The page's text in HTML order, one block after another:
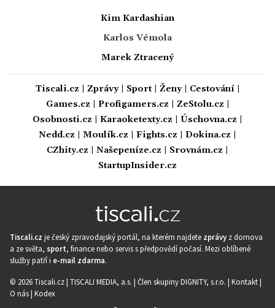
Kim Kardashian
Karlos Vémola
Marek Ztracený
Tiscali.cz Zprávy| Sport| Ženy| Cestování|
Games.cz
Profigamers.cz ZeStolu.cz
Osobnosti.cz
Karaoketexty.cz Úschovna.cz
Nedd.cz
Moulík.cz Fights.cz Dokina.cz
CZhity.cz
Našepeníze.cz Srovnám.cz
StartupInsider.cz
Tiscali.cz je český zpravodajský portál, na kterém najdete zprávy z domova
a ze světa, sport, finance nebo servis s předpovědí počasí. Mezi oblíbené
služby patří i e-mail zdarma.
© 2026 Tiscali.cz | TISCALI MEDIA, a.s. | Člen skupiny DIGNITY, s.r.o. | Kontakt|
O nás| Kodex